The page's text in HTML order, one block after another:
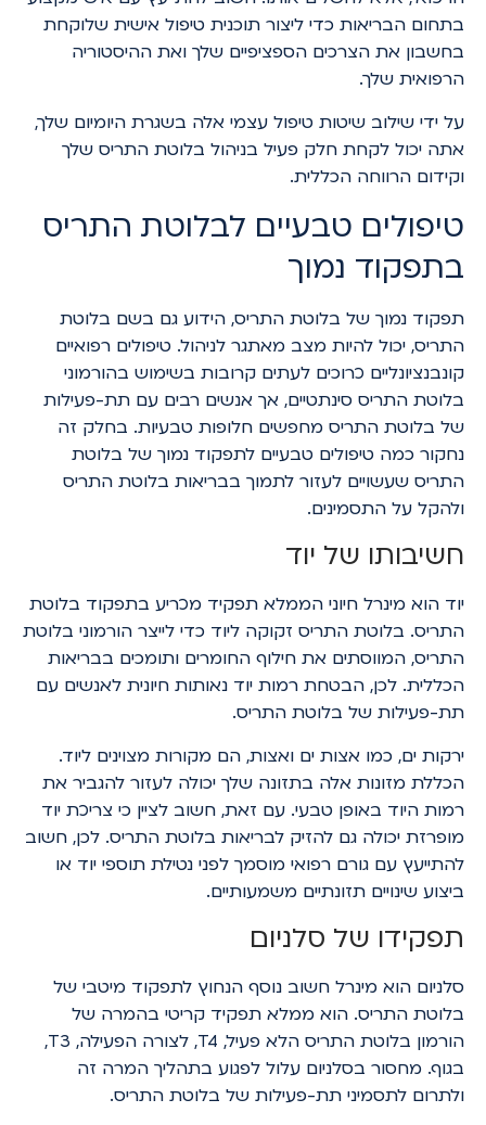
בתחום הבריאות כדי ליצור תוכנית טיפול אישית שלוקחת
בחשבון את הצרכים הספציפיים שלך ואת ההיסטוריה
הרפואית שלך.
על ידי שילוב שיטות טיפול עצמי אלה בשגרת היומיום שלך,
אתה יכול לקחת חלק פעיל בניהול בלוטת התריס שלך
וקידום הרווחה הכללית.
טיפולים טבעיים לבלוטת התריס
בתפקוד נמוך
תפקוד נמוך של בלוטת התריס, הידוע גם בשם בלוטת
התריס, יכול להיות מצב מאתגר לניהול. טיפולים רפואיים
קונבנציונליים כרוכים לעתים קרובות בשימוש בהורמוני
בלוטת התריס סינתטיים, אך אנשים רבים עם תת-פעילות
של בלוטת התריס מחפשים חלופות טבעיות. בחלק זה
נחקור כמה טיפולים טבעיים לתפקוד נמוך של בלוטת
התריס שעשויים לעזור לתמוך בבריאות בלוטת התריס
ולהקל על התסמינים.
חשיבותו של יוד
יוד הוא מינרל חיוני הממלא תפקיד מכריע בתפקוד בלוטת
התריס. בלוטת התריס זקוקה ליוד כדי לייצר הורמוני בלוטת
התריס, המווסתים את חילוף החומרים ותומכים בבריאות
הכללית. לכן, הבטחת רמות יוד נאותות חיונית לאנשים עם
תת-פעילות של בלוטת התריס.
ירקות ים, כמו אצות ים ואצות, הם מקורות מצוינים ליוד.
הכללת מזונות אלה בתזונה שלך יכולה לעזור להגביר את
רמות היוד באופן טבעי. עם זאת, חשוב לציין כי צריכת יוד
מופרזת יכולה גם להזיק לבריאות בלוטת התריס. לכן, חשוב
להתייעץ עם גורם רפואי מוסמך לפני נטילת תוספי יוד או
ביצוע שינויים תזונתיים משמעותיים.
תפקידו של סלניום
סלניום הוא מינרל חשוב נוסף הנחוץ לתפקוד מיטבי של
בלוטת התריס. הוא ממלא תפקיד קריטי בהמרה של
הורמון בלוטת התריס הלא פעיל, T4, לצורה הפעילה, T3,
בגוף. מחסור בסלניום עלול לפגוע בתהליך המרה זה
ולתרום לתסמיני תת-פעילות של בלוטת התריס.